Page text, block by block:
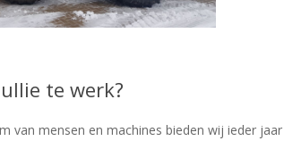
te werk?
van mensen en machines bieden wij ieder